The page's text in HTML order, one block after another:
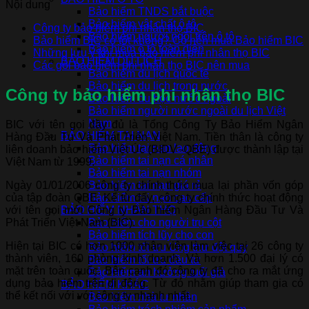
Bảo hiểm TNDS bắt buộc
Bảo hiểm vật chất ô tô
Bảo hiểm người ngồi trên ô tô
Bảo hiểm ô tô toàn diện
BẢO HIỂM DU LỊCH
Bảo hiểm du lịch quốc tế
Bảo hiểm du lịch trong nước
Bảo hiểm du học nước ngoài
Bảo hiểm người nước ngoài du lịch Việt
Nam
BẢO HIỂM TAI NẠN
Bảo hiểm tai nạn lao động
Bảo hiểm tai nạn cá nhân
Bảo hiểm tai nạn nhóm
Bảo hiểm tai nạn giá rẻ
Bảo hiểm tai nạn cao cấp
BẢO HIỂM NHÂN THỌ
Bảo hiểm cho người trụ cột
Bảo hiểm tích lũy cho con
Bảo hiểm tối ưu Ung thư đột quỵ
Bảo hiểm tối ưu đầu tư
Bảo hiểm an hưởng tuổi già
BẢO HIỂM KHÁC
Bảo hiểm nhà tư nhân
Nội dung
Công ty bảo hiểm phi nhân thọ BIC
Bảo hiểm BIC có tốt không? Có nên mua Bảo hiểm BIC
Những lưu ý khi mua bảo hiểm phi nhân thọ BIC
Các gói bảo hiểm phi nhân thọ BIC nên mua
Công ty bảo hiểm phi nhân thọ BIC
BIC với tên gọi đầy đủ là Tổng Công Ty Bảo Hiểm Ngân
Hàng Đầu Tư Và Phát Triển Việt Nam. Tiền thân là công ty
liên doanh bảo hiểm Việt Úc (BIDV -QBE) được thành lập tại
Việt Nam từ 1999.
Ngày 01/01/2006 công ty chính thức mua lại phần vốn góp
của tập đoàn QBE. Kể từ đấy, công ty chính thức hoạt động
với tên gọi mới Công ty Bảo hiểm Ngân Hàng Đầu Tư Và
Phát Triển Việt Nam (BIC).
Hiện tại BIC có hơn 1000 nhân viên làm việc tại 26 công ty
thành viên, 160 phòng kinh doanh. Và hơn 1.500 đại lý có
mặt trên toàn quốc. Bên cạnh đó công ty đã cho ra mắt ứng
dụng bảo hiểm trên di động. Từ đó nhằm giúp tham gia có
thể kết nối với với công ty nhanh nhất.